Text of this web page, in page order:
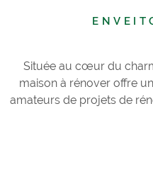
Située au cœur du
maison à rénover offre
amateurs de projets de